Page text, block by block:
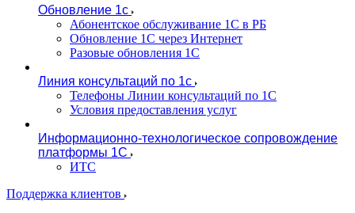
Обновление 1с
Абонентское обслуживание 1С в РБ
Обновление 1С через Интернет
Разовые обновления 1С
Линия консультаций по 1с
Телефоны Линии консультаций по 1С
Условия предоставления услуг
Информационно-технологическое сопровождение
платформы 1С
ИТС
Поддержка клиентов